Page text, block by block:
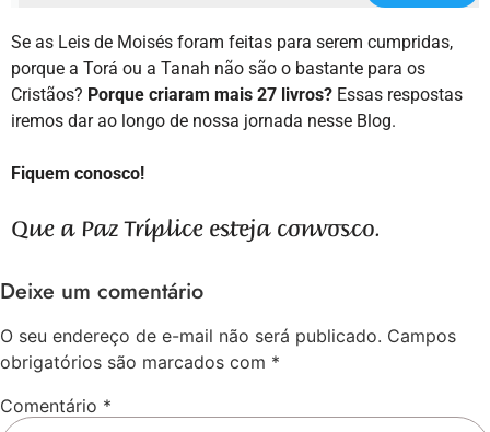
Se as Leis de Moisés foram feitas para serem cumpridas,
porque a Torá ou a Tanah não são o bastante para os
Cristãos? Porque criaram mais 27 livros? Essas respostas
iremos dar ao longo de nossa jornada nesse Blog.
Fiquem conosco!
Que a Paz Tríplice esteja convosco.
Deixe um comentário
O seu endereço de e-mail não será publicado. Campos
obrigatórios são marcados com *
Comentário *